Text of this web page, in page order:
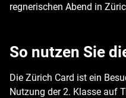
regnerischen Abend in
So nutzen Sie
Die Zürich Card ist ein
Nutzung der 2. Klasse auf